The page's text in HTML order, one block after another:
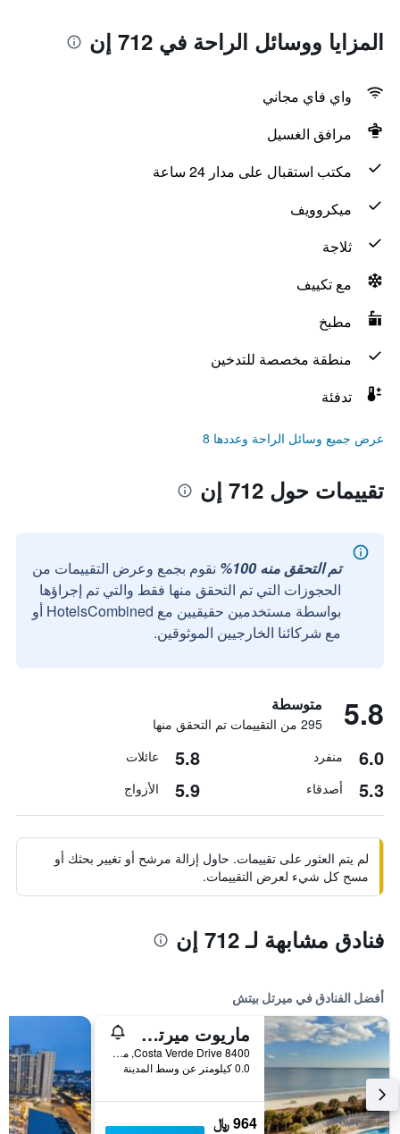
المزايا ووسائل الراحة في 712 إن
واي فاي مجاني
مرافق الغسيل
مكتب استقبال على مدار 24 ساعة
ميكروويف
ثلاجة
مع تكييف
مطبخ
منطقة مخصصة للتدخين
تدفئة
عرض جميع وسائل الراحة وعددها 8
تقييمات حول 712 إن
تم التحقق منه 100%
نقوم بجمع وعرض التقييمات من
الحجوزات التي تم التحقق منها فقط والتي تم إجراؤها
بواسطة مستخدمين حقيقيين مع HotelsCombined أو
مع شركائنا الخارجيين الموثوقين.
5.8 متوسطة
295 من التقييمات تم التحقق منها
6.0 منفرد 5.8 عائلات
5.3 أصدقاء 5.9 الأزواج
لم يتم العثور على تقييمات. حاول إزالة مرشح أو تغيير بحثك أو
مسح كل شيء لعرض التقييمات.
فنادق مشابهة لـ 712 إن
أفضل الفنادق في ميرتل بيتش
ماريوت ميرتل بيتش ريزورت آند سبا آت جراند ديونز
8400 Costa Verde Drive, ميرتل بيتش, SC, الولايات المتحدة الأميريكية
0.0 كيلومتر عن وسط المدينة
964 ﷼